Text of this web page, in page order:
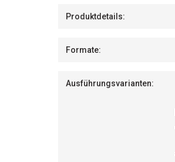
Produktdetails:
Formate:
Ausführungsvarianten: